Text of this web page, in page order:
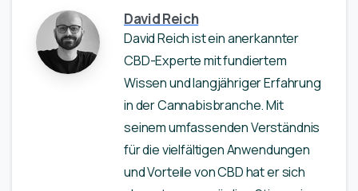
David Reich
David Reich ist ein anerkannter
CBD-Experte mit fundiertem
Wissen und langjähriger Erfahrung
in der Cannabisbranche. Mit
seinem umfassenden Verständnis
für die vielfältigen Anwendungen
und Vorteile von CBD hat er sich